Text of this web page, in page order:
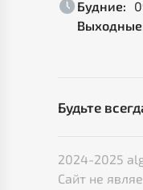
Будние:
Будьте
2024-2025
Сайт не